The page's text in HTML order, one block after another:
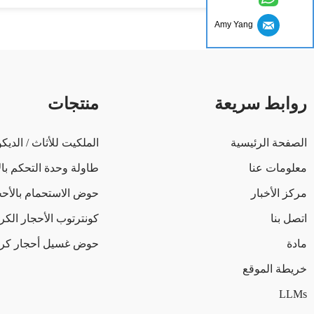
روابط سريعة
الصفحة الرئيسية
معلومات عنا
مركز الأخبار
اتصل بنا
مادة
خريطة الموقع
LLMs
منتجات
الملكيت للأثاث /
طاولة وحدة التحكم
حوض الاستحمام
كونترتوب الأحجار
حوض غسيل أحجار
Amy Yang